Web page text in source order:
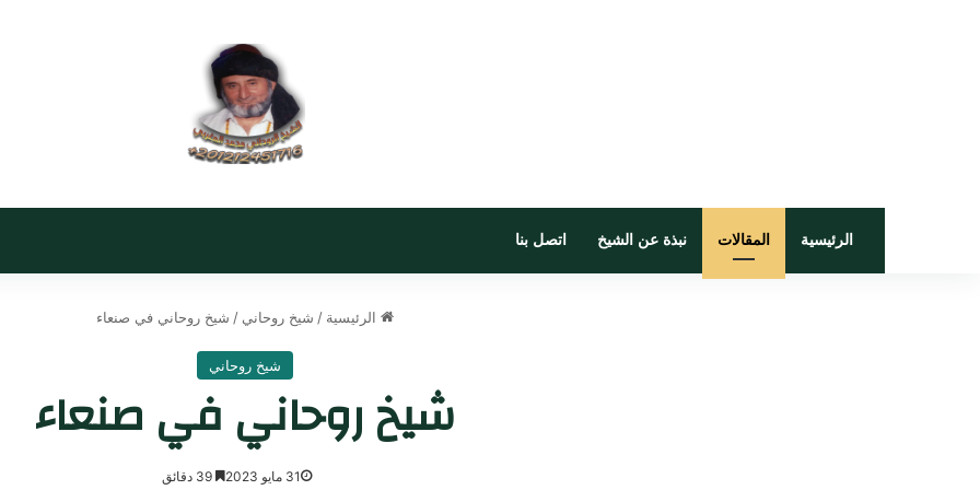
الرئيسية المقالات نبذة عن الشيخ اتصل بنا
الرئيسية / شيخ روحاني / شيخ روحاني في صنعاء
شيخ روحاني
شيخ روحاني في صنعاء
31 مايو 2023